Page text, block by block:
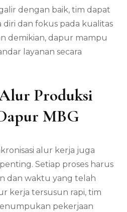
dengan baik, tim dapat
diri dan fokus pada kualitas
demikian, dapur mampu
layanan secara
Produksi
MBG
alur kerja juga
Setiap proses harus
dan waktu yang telah
kerja tersusun rapi, tim
pekerjaan